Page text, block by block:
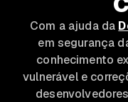
Com a ajuda da
em segurança
conhecimento
vulnerável e